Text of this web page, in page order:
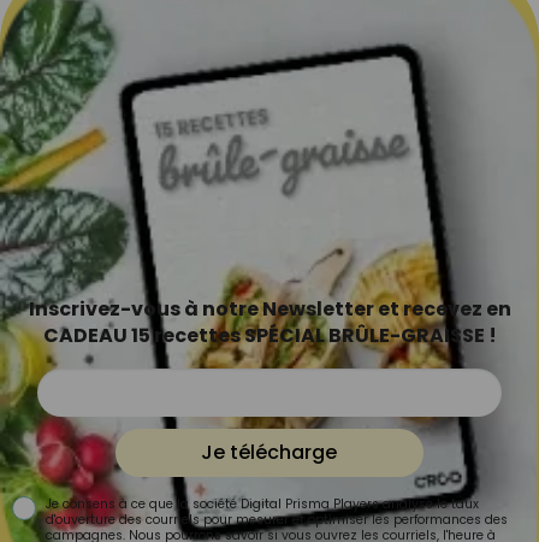
Inscrivez-vous à notre Newsletter et recevez en
CADEAU 15 recettes SPÉCIAL BRÛLE-GRAISSE !
Je télécharge
Je consens à ce que la société Digital Prisma Players analyse le taux
d'ouverture des courriels pour mesurer et optimiser les performances des
campagnes. Nous pourrons savoir si vous ouvrez les courriels, l'heure à